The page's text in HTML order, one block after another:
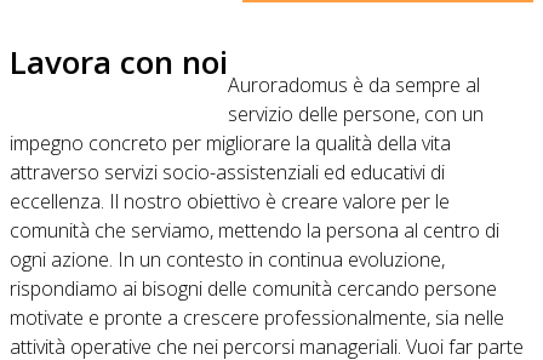
Lavora con noi
Auroradomus è da sempre al
servizio delle persone, con un
impegno concreto per migliorare la qualità della vita
attraverso servizi socio-assistenziali ed educativi di
eccellenza. Il nostro obiettivo è creare valore per le
comunità che serviamo, mettendo la persona al centro di
ogni azione. In un contesto in continua evoluzione,
rispondiamo ai bisogni delle comunità cercando persone
motivate e pronte a crescere professionalmente, sia nelle
attività operative che nei percorsi manageriali. Vuoi far parte